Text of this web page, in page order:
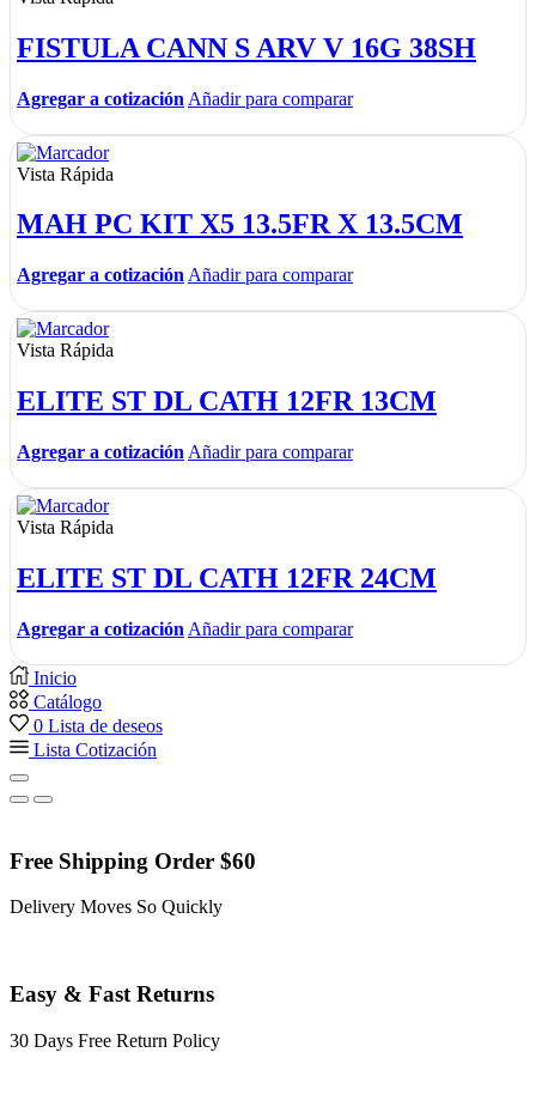
FISTULA CANN S ARV V 16G 38SH
Agregar a cotización Añadir para comparar
Vista Rápida
MAH PC KIT X5 13.5FR X 13.5CM
Agregar a cotización Añadir para comparar
Vista Rápida
ELITE ST DL CATH 12FR 13CM
Agregar a cotización Añadir para comparar
Vista Rápida
ELITE ST DL CATH 12FR 24CM
Agregar a cotización Añadir para comparar
Inicio
Catálogo
0 Lista de deseos
Lista Cotización
Free Shipping Order $60
Delivery Moves So Quickly
Easy & Fast Returns
30 Days Free Return Policy